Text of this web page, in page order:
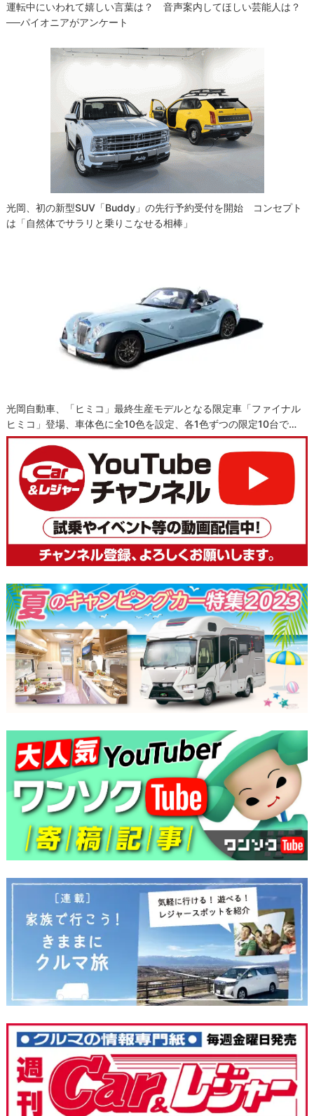
運転中にいわれて嬉しい言葉は？ 音声案内してほしい芸能人は？
──パイオニアがアンケート
光岡、初の新型SUV「Buddy」の先行予約受付を開始 コンセプト
は「自然体でサラリと乗りこなせる相棒」
光岡自動車、「ヒミコ」最終生産モデルとなる限定車「ファイナル
ヒミコ」登場、車体色に全10色を設定、各1色ずつの限定10台で…